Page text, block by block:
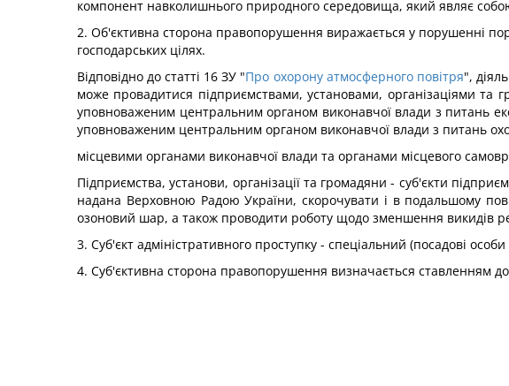
компонент навколишнього природного середовища, який являє
2. Об'єктивна сторона правопорушення виражається у порушенні
господарських цілях.
Відповідно до статті 16 ЗУ "Про охорону атмосферного повітря",
може провадитися підприємствами, установами, організаціями та
уповноваженим центральним органом виконавчої влади з питань
уповноваженим центральним органом виконавчої влади з питань
місцевими органами виконавчої влади та органами місцевого
Підприємства, установи, організації та громадяни - суб'єкти
надана Верховною Радою України, скорочувати і в подальшому
озоновий шар, а також проводити роботу щодо зменшення викидів
3. Суб'єкт адміністративного проступку - спеціальний (посадові
4. Суб'єктивна сторона правопорушення визначається ставленням